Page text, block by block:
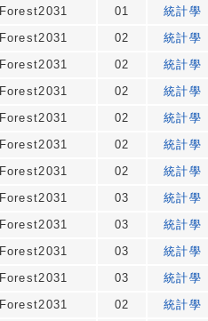
Forest2031 01
統計學
Forest2031 02
統計學
Forest2031 02
統計學
Forest2031 02
統計學
Forest2031 02
統計學
Forest2031 02
統計學
Forest2031 02
統計學
Forest2031 03
統計學
Forest2031 03
統計學
Forest2031 03
統計學
Forest2031 03
統計學
Forest2031 02
統計學